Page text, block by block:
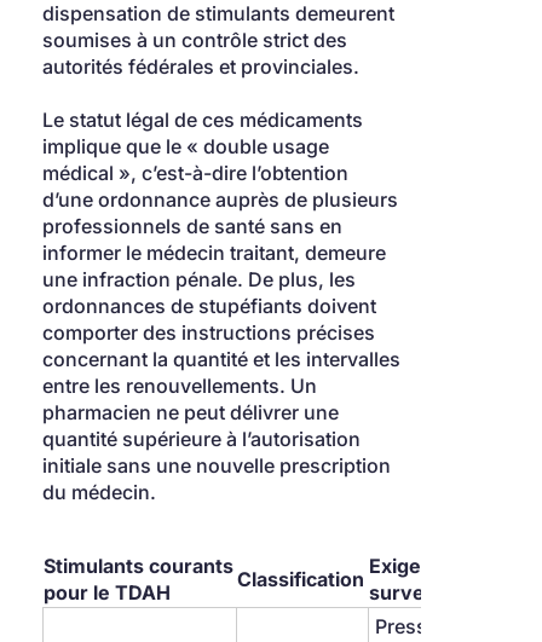
dispensation de stimulants demeurent
soumises à un contrôle strict des
autorités fédérales et provinciales.
Le statut légal de ces médicaments
implique que le « double usage
médical », c’est-à-dire l’obtention
d’une ordonnance auprès de plusieurs
professionnels de santé sans en
informer le médecin traitant, demeure
une infraction pénale. De plus, les
ordonnances de stupéfiants doivent
comporter des instructions précises
concernant la quantité et les intervalles
entre les renouvellements. Un
pharmacien ne peut délivrer une
quantité supérieure à l’autorisation
initiale sans une nouvelle prescription
du médecin.
Stimulants courants
pour le TDAH
Classification
Exigence de
surveillance
Pression